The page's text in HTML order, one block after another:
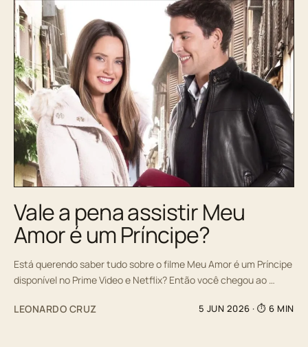
Vale a pena assistir Meu
Amor é um Príncipe?
Está querendo saber tudo sobre o filme Meu Amor é um Príncipe
disponível no Prime Video e Netflix? Então você chegou ao …
LEONARDO CRUZ 5 JUN 2026 · ⏱ 6 MIN